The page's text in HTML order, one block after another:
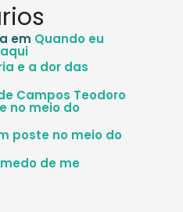
em Quando eu
e a dor das
Campos Teodoro
no meio do
poste no meio do
de me